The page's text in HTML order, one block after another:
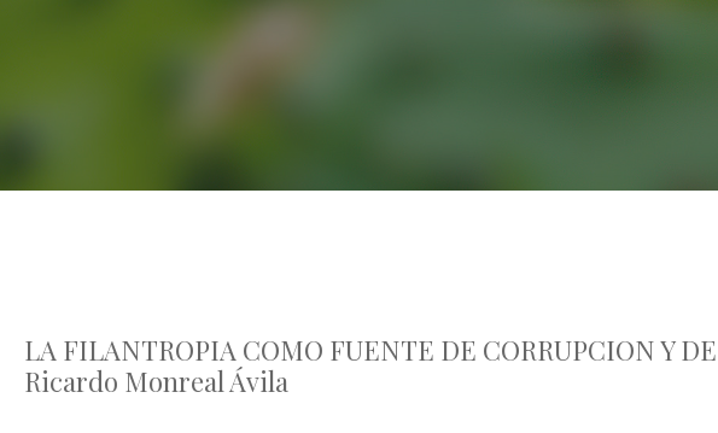
LA FILANTROPIA COMO FUENTE DE CORRUPCION Y
Ricardo Monreal Ávila